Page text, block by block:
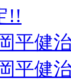
!!
平健
平健